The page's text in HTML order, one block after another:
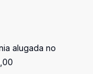
alugada no